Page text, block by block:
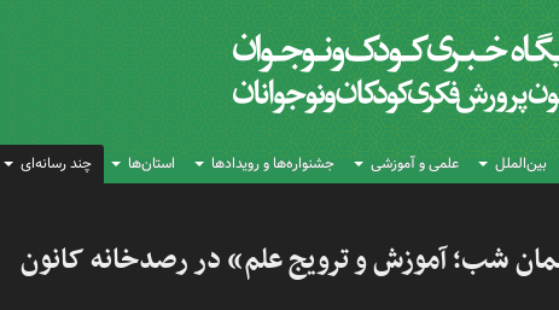
بین‌الملل علمی و آموزشی جشنواره‌ها و رویدادها استان‌ها چند رسانه‌ای
شب؛ آموزش و ترویج علم» در رصدخانه کانون